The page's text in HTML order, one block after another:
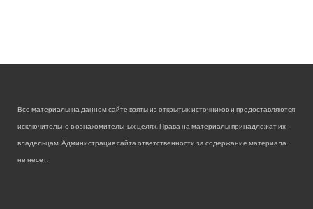
Все материалы на данном сайте взяты из открытых источников и предоставляются
исключительно в ознакомительных целях. Права на материалы принадлежат их
владельцам. Администрация сайта ответственности за содержание материала
не несет.